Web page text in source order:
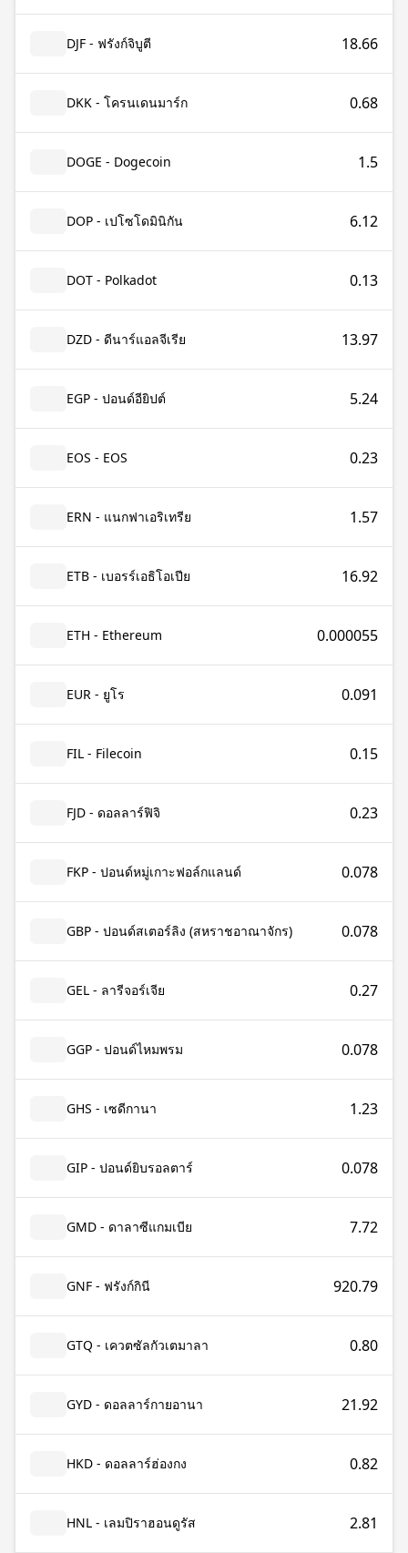
DJF - ฟรังก์จิบูตี 18.66
DKK - โครนเดนมาร์ก 0.68
DOGE - Dogecoin 1.5
DOP - เปโซโดมินิกัน 6.12
DOT - Polkadot 0.13
DZD - ดีนาร์แอลจีเรีย 13.97
EGP - ปอนด์อียิปต์ 5.24
EOS - EOS 0.23
ERN - แนกฟาเอริเทรีย 1.57
ETB - เบอรร์เอธิโอเปีย 16.92
ETH - Ethereum 0.000055
EUR - ยูโร 0.091
FIL - Filecoin 0.15
FJD - ดอลลาร์ฟิจิ 0.23
FKP - ปอนด์หมู่เกาะฟอล์กแลนด์ 0.078
GBP - ปอนด์สเตอร์ลิง (สหราชอาณาจักร) 0.078
GEL - ลารีจอร์เจีย 0.27
GGP - ปอนด์ไหมพรม 0.078
GHS - เซดีกานา 1.23
GIP - ปอนด์ยิบรอลตาร์ 0.078
GMD - ดาลาซีแกมเบีย 7.72
GNF - ฟรังก์กินี 920.79
GTQ - เควตซัลกัวเตมาลา 0.80
GYD - ดอลลาร์กายอานา 21.92
HKD - ดอลลาร์ฮ่องกง 0.82
HNL - เลมปิราฮอนดูรัส 2.81